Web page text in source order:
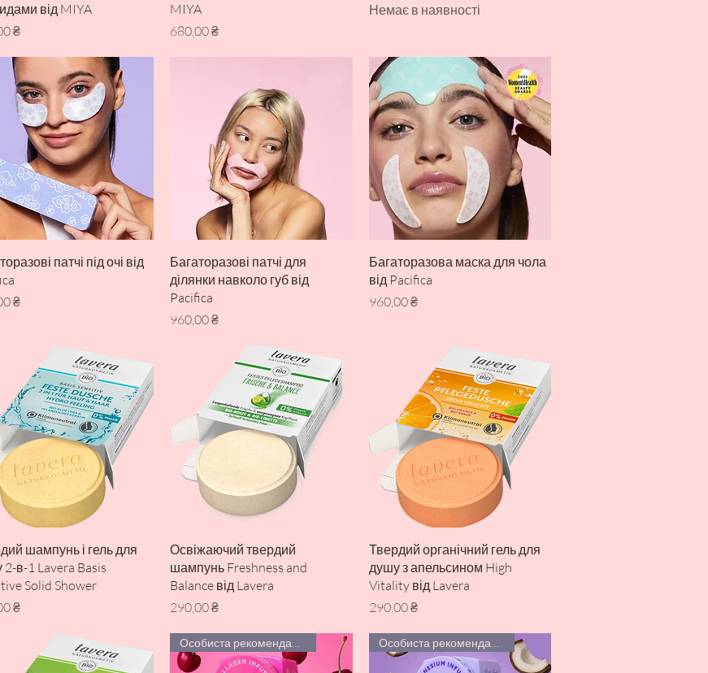
від MIYA
₴
MIYA
Ціна
680,00 ₴
Немає в наявності
Швидкий перегляд
патчі під очі від
₴
Швидкий перегляд
Багаторазові патчі для
ділянки навколо губ від
Pacifica
Ціна
960,00 ₴
Швидкий перегляд
Багаторазова маска для чола
від Pacifica
Ціна
960,00 ₴
Швидкий перегляд
шампунь і гель для
в-1 Lavera Basis
Solid Shower
₴
Швидкий перегляд
Освіжаючий твердий
шампунь Freshness and
Balance від Lavera
Ціна
290,00 ₴
Швидкий перегляд
Твердий органічний гель для
душу з апельсином High
Vitality від Lavera
Ціна
290,00 ₴